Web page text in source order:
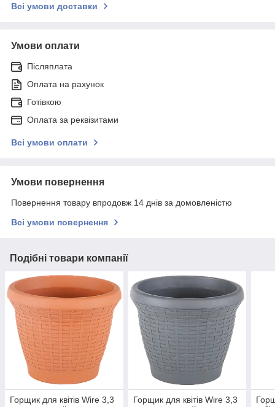
Всі умови доставки
Умови оплати
Післяплата
Оплата на рахунок
Готівкою
Оплата за реквізитами
Всі умови оплати
Умови повернення
Повернення товару впродовж 14 днів за домовленістю
Всі умови повернення
Подібні товари компанії
Горщик для квітів Wire 3,3
Горщик для квітів Wire 3,3